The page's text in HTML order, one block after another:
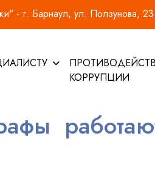
- г. Барнаул, ул. Ползунова, 23
КОРРУПЦИИ